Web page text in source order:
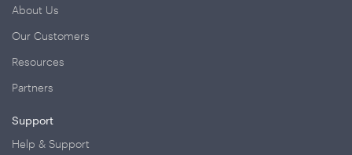
About Us
Our Customers
Resources
Partners
Support
Help & Support